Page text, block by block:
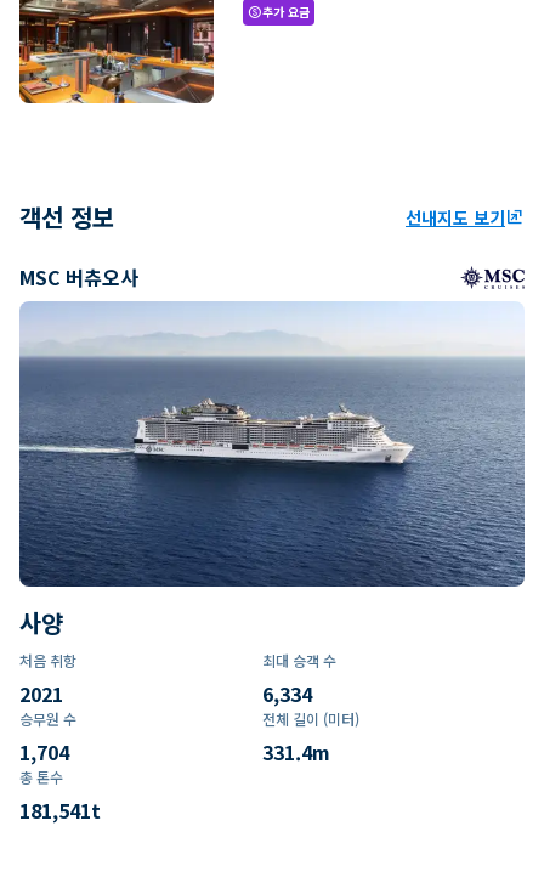
paid추가 요금
객선 정보 선내지도 보기ungroup
MSC 버츄오사
사양
처음 취항
2021
최대 승객 수
6,334
승무원 수
1,704
전체 길이 (미터)
331.4m
총 톤수
181,541t